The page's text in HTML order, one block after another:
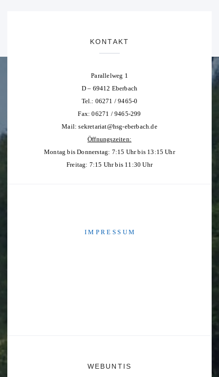
KONTAKT
Parallelweg 1
D – 69412 Eberbach
Tel.: 06271 / 9465-0
Fax: 06271 / 9465-299
Mail:sekretariat@hsg-eberbach.de
Öffnungszeiten:
Montag bis Donnerstag: 7:15 Uhr bis 13:15 Uhr
Freitag: 7:15 Uhr bis 11:30 Uhr
I M P R E S S U M
WEBUNTIS